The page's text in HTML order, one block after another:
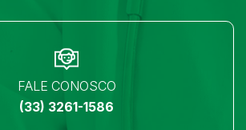
FALE CONOSCO
(33) 3261-1586